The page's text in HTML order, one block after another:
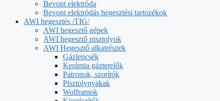
Bevont elektróda
Bevont elektródás hegesztési tartozékok
AWI hegesztés /TIG/
AWI hegesztő gépek
AWI hegesztő pisztolyok
AWI Hegesztő alkatrészek
Gázlencsék
Kerámia gázterelők
Patronok, szorítók
Pisztolynyakak
Wolframok